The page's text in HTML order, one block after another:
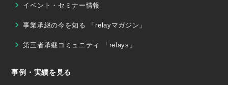
イベント・セミナー情報
事業承継の今を知る 「relayマガジン」
第三者承継コミュニティ 「relays」
事例・実績を見る